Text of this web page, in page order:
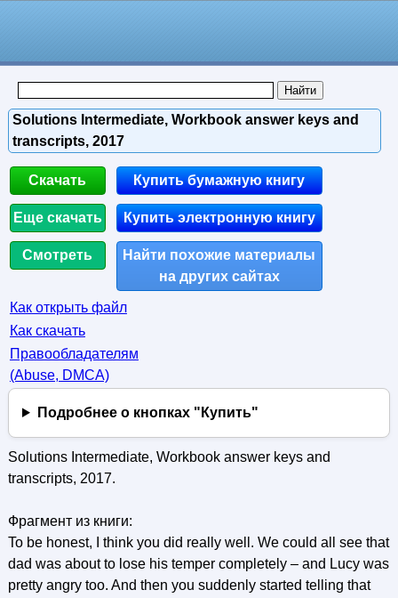
Solutions Intermediate, Workbook answer keys and
transcripts, 2017
Скачать
Еще скачать
Смотреть
Купить бумажную книгу
Купить электронную книгу
Найти похожие материалы
на других сайтах
Как открыть файл
Как скачать
Правообладателям
(Abuse, DMСA)
Подробнее о кнопках "Купить"
Solutions Intermediate, Workbook answer keys and
transcripts, 2017.
Фрагмент из книги:
To be honest, I think you did really well. We could all see that
dad was about to lose his temper completely – and Lucy was
pretty angry too. And then you suddenly started telling that